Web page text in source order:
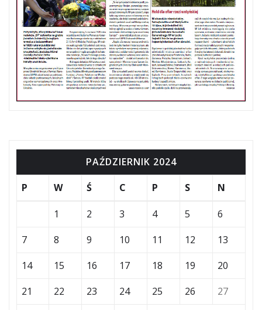
PAŹDZIERNIK 2024
P
W Ś C P S N
1 2 3 4 5
6
7
8 9 10 11 12
13
14
15 16 17 18 19
20
21
22 23 24 25 26
27